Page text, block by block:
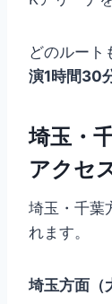
どのルート
演1時間30
埼玉・
アクセ
埼玉・千葉
れます。
埼玉方面（